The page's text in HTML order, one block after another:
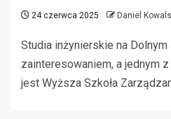
24 czerwca 2025 Daniel
Studia inżynierskie na
zainteresowaniem, a jednym
jest Wyższa Szkoła